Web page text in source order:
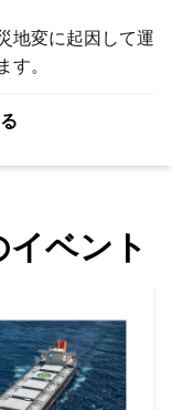
地変に起因して運
。
ベント